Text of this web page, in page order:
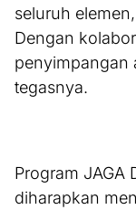
seluruh
Dengan
penyimpangan
tegasnya.
Program JAGA
diharapkan